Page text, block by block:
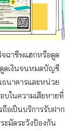
ฉาชีพแฮกหรือดูด
ดเงินจนหมดบัญชี
นาคารและหน่วย
บในความเสียหายที่
ถือเป็นบริการรับฝาก
ะมัดระวังป้องกัน